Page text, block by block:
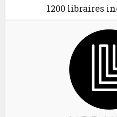
1200 libraires